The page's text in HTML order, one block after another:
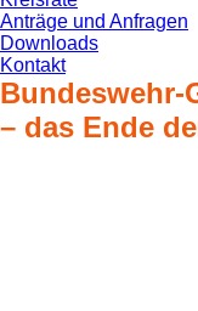
Anträge und Anfragen
Downloads
Kontakt
Bundeswehr-
– das Ende